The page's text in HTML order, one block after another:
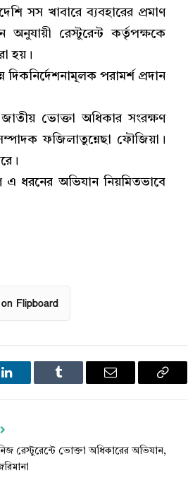
সস খাবারে ব্যবহারের প্রমাণ
রেস্টুরেন্ট কর্তৃপক্ষকে
হয়।
দিকনির্দেশনামূলক পরামর্শ প্রদান
ভোক্তা অধিকার সংরক্ষণ
ফজিলাতুন্নেছা ফৌজিয়া।
এ ধরনের অভিযান নিয়মিতভাবে
Flipboard
LinkedIn Tumblr Email
Copy
রেস্টুরেন্টে ভোক্তা অধিকারের অভিযান,